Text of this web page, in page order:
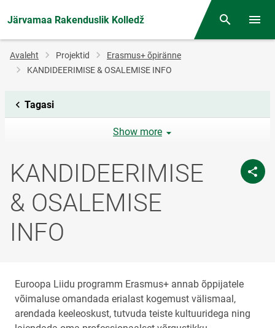
Järvamaa Rakenduslik Kolledž Otsing
Jälglink
Avaleht Projektid
Erasmus+ õpiränne
KANDIDEERIMISE & OSALEMISE INFO
KANDIDEERIMISE
& OSALEMISE
INFO
Tagasi
Show more
Euroopa Liidu programm Erasmus+ annab õppijatele
võimaluse omandada erialast kogemust välismaal,
arendada keeleoskust, tutvuda teiste kultuuridega ning